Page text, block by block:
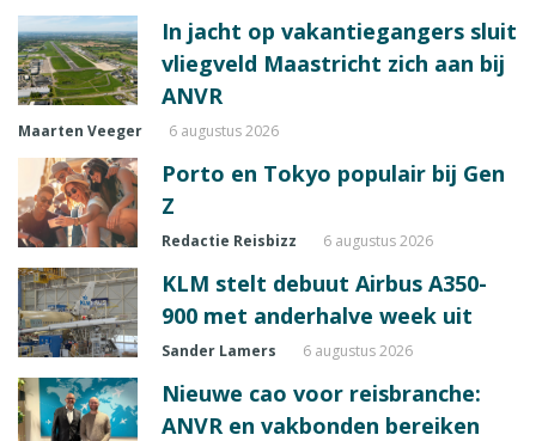
In jacht op vakantiegangers sluit
vliegveld Maastricht zich aan bij
ANVR
Maarten Veeger 6 augustus 2026
Porto en Tokyo populair bij Gen
Z
Redactie Reisbizz 6 augustus 2026
KLM stelt debuut Airbus A350-
900 met anderhalve week uit
Sander Lamers 6 augustus 2026
Nieuwe cao voor reisbranche:
ANVR en vakbonden bereiken